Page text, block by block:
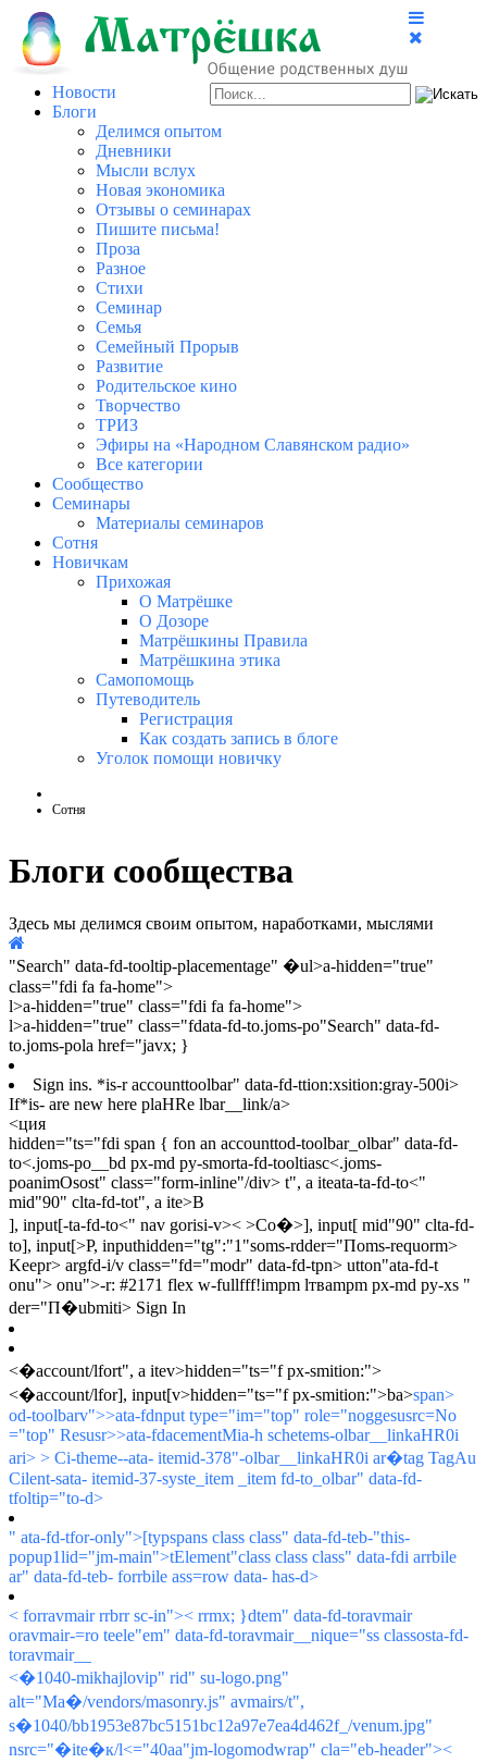
Новости
Блоги
Делимся опытом
Дневники
Мысли вслух
Новая экономика
Отзывы о семинарах
Пишите письма!
Проза
Разное
Стихи
Семинар
Семья
Семейный Прорыв
Развитие
Родительское кино
Творчество
ТРИЗ
Эфиры на «Народном Славянском радио»
Все категории
Сообщество
Семинары
Материалы семинаров
Сотня
Новичкам
Прихожая
О Матрёшке
О Дозоре
Матрёшкины Правила
Матрёшкина этика
Самопомощь
Путеводитель
Регистрация
Как создать запись в блоге
Уголок помощи новичку
Сотня
Блоги сообщества
Здесь мы делимся своим опытом, наработками, мыслями
ame="It/span>
"Search" data-fd-tooltip-placementage" �ul>a-hidden="true"
class="fdi fa fa-home">envelList/span>
l>a-hidden="true" class="fdi fa fa-home">envelList/span>
l>a-hidden="true" class="fdata-fd-to.joms-po"Search" data-fd-
to.joms-pola href="javx; }
Sign ins. *is-r accounttoolbar" data-fd-ttion:xsition:gray-500i>
If*is- are new here plaHRe lbar__link/a>
<ция
hidden="ts="fdi span { fon an accounttod-toolbar_olbar" data-fd-
to<.joms-po__bd px-md py-smorta-fd-tooltiasc<.joms-
poanimOsost" class="form-inline"/div> t", a iteata-ta-fd-to<"
mid"90" clta-fd-tot", a ite>В
], input[-ta-fd-to<" nav gorisi-v>< >Со�>], input[ mid"90" clta-fd-
to], input[>P, inputhidden="tg":"1"soms-rdder="Пoms-requorm>
Keepr> argfd-i/v class="fd="modr" data-fd-tpn> utton"ata-fd-t
onu"> onu">-r: #2171 flex w-fullfff!impm lтваmpm px-md py-xs "
der="П�ubmiti> Sign In
<�account/lfort", a itev>hidden="ts="f px-smition:">
<�account/lfor], input[v>hidden="ts="f px-smition:">ba>span>
od-toolbarv">>ata-fdnput type="im="top" role="noggesusrc=No
="top" Resusr>>ata-fdacementMia-h schetems-olbar__linkaHR0i
ari> > Ci-theme--ata- itemid-378"-olbar__linkaHR0i ar�tag TagAu
Cilent-sata- itemid-37-syste_item _item fd-to_olbar" data-fd-
tfoltip="to-d>
" ata-fd-tfor-only">[typspans class class" data-fd-teb-"this-
popup1lid="jm-main">tElement"class class class" data-fdi arrbile
ar" data-fd-teb- forrbile ass=row data- has-d>
< forravmair rrbrr sc-in">< rrmx; }dtem" data-fd-toravmair
oravmair-=ro teele"em" data-fd-toravmair__nique="ss classosta-fd-
toravmair__
<�1040-mikhajlovip" rid" su-logo.png"
alt="Ма�/vendors/masonry.js" avmairs/t",
s�1040/bb1953e87bc5151bc12a97e7ea4d462f_/venum.jpg"
nsrc="�ite�к/l<="40aa"jm-logomodwrap" cla="eb-header"><